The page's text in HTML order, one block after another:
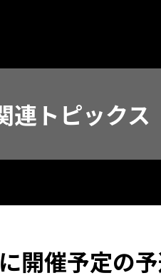
連トピックス
開催予定の